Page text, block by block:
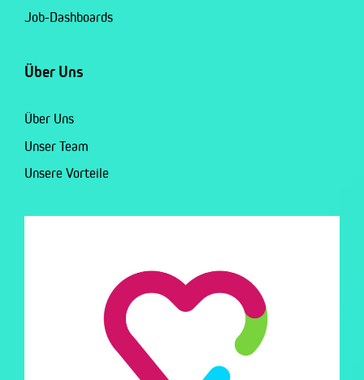
Job-Dashboards
Über Uns
Über Uns
Unser Team
Unsere Vorteile